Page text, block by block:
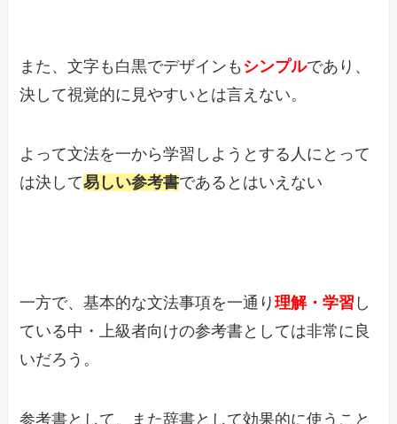
また、文字も白黒でデザインも シンプルであり、
決して視覚的に見やすいとは言えない。
よって文法を一から学習しようとする人にとって
は決して易しい参考書であるとはいえない
一方で、基本的な文法事項を一通り理解・学習 し
ている中・上級者向けの参考書としては非常に良
いだろう。
参考書として、また辞書として効果的に使うこと